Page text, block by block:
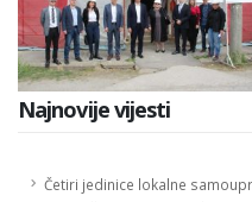
Najnovije vijesti
Četiri jedinice lokalne